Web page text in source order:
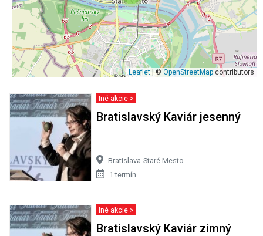
Leaflet | © OpenStreetMap contributors
Iné akcie >
Bratislavský Kaviár jesenný
Bratislava-Staré Mesto
1 termín
Iné akcie >
Bratislavský Kaviár zimný